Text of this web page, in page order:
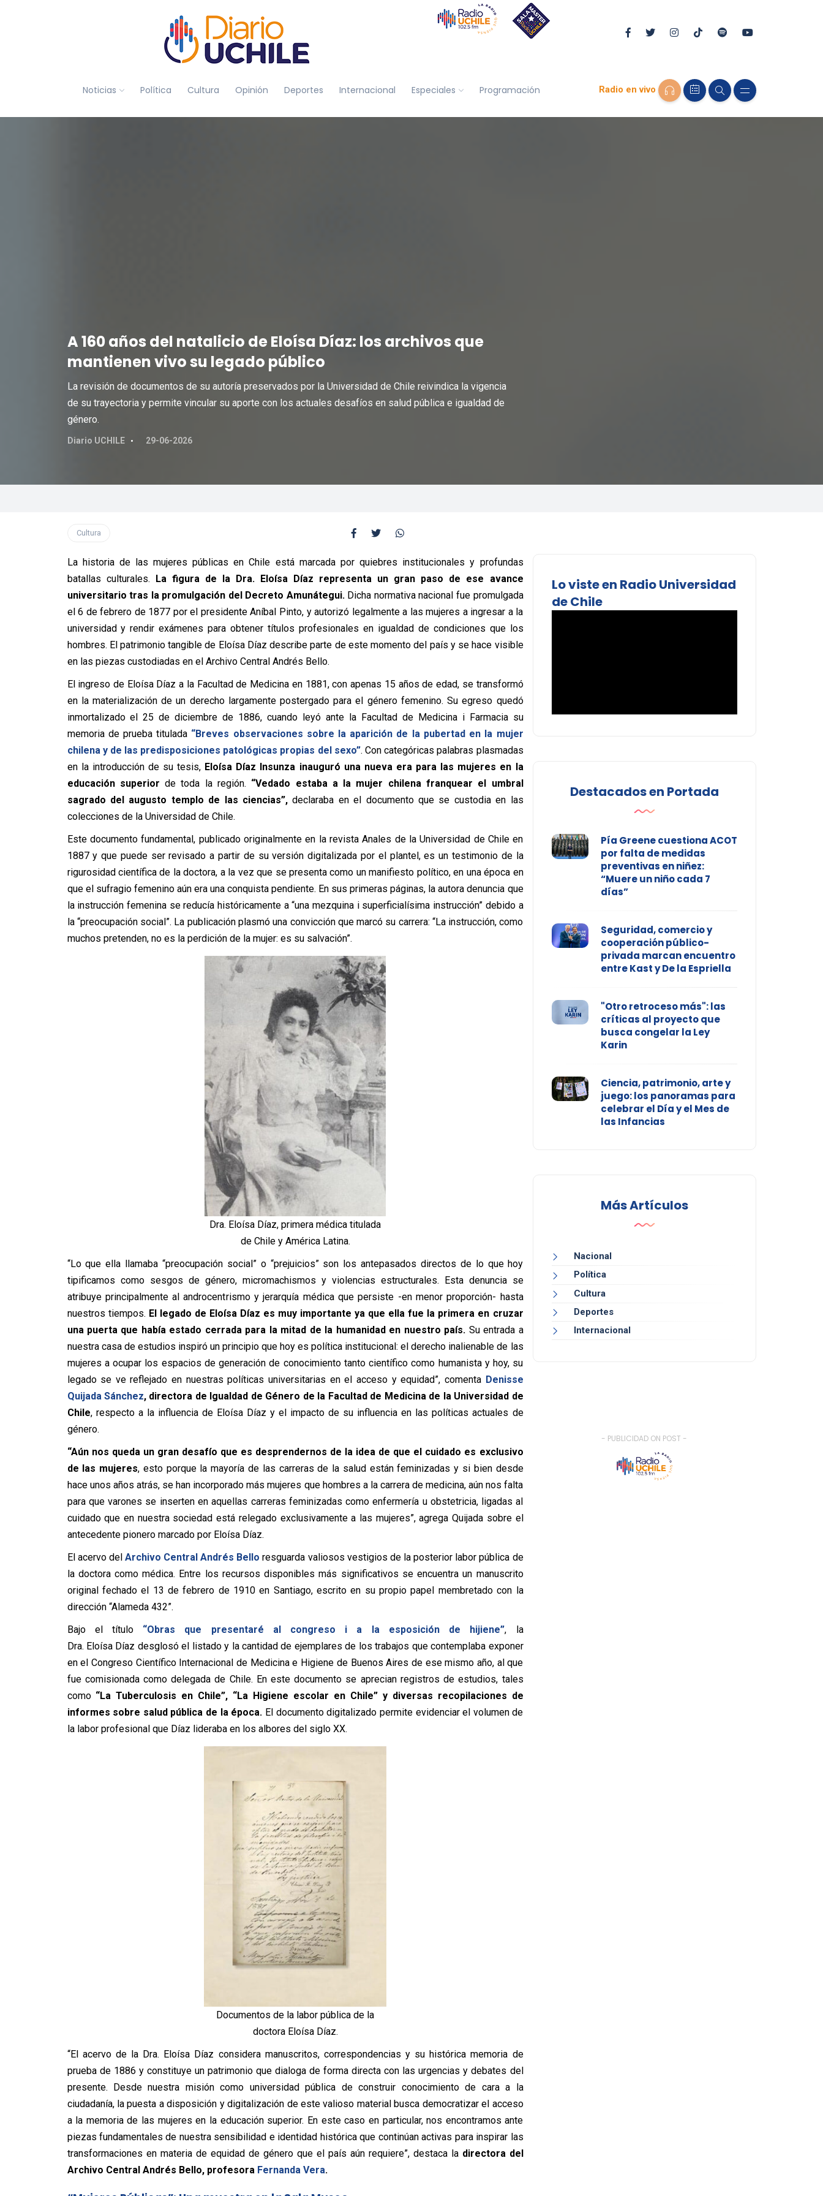
Noticias Política Cultura Opinión Deportes Internacional Especiales Programación Radio en vivo
A 160 años del natalicio de Eloísa Díaz: los archivos que
mantienen vivo su legado público
La revisión de documentos de su autoría preservados por la Universidad de Chile reivindica la vigencia
de su trayectoria y permite vincular su aporte con los actuales desafíos en salud pública e igualdad de
género.
Diario UCHILE 29-06-2026
Cultura
La historia de las mujeres públicas en Chile está marcada por quiebres institucionales y profundas
batallas culturales. La figura de la Dra. Eloísa Díaz representa un gran paso de ese avance
universitario tras la promulgación del Decreto Amunátegui. Dicha normativa nacional fue promulgada
el 6 de febrero de 1877 por el presidente Aníbal Pinto, y autorizó legalmente a las mujeres a ingresar a la
universidad y rendir exámenes para obtener títulos profesionales en igualdad de condiciones que los
hombres. El patrimonio tangible de Eloísa Díaz describe parte de este momento del país y se hace visible
en las piezas custodiadas en el Archivo Central Andrés Bello.
El ingreso de Eloísa Díaz a la Facultad de Medicina en 1881, con apenas 15 años de edad, se transformó
en la materialización de un derecho largamente postergado para el género femenino. Su egreso quedó
inmortalizado el 25 de diciembre de 1886, cuando leyó ante la Facultad de Medicina i Farmacia su
memoria de prueba titulada “Breves observaciones sobre la aparición de la pubertad en la mujer
chilena y de las predisposiciones patológicas propias del sexo”. Con categóricas palabras plasmadas
en la introducción de su tesis, Eloísa Díaz Insunza inauguró una nueva era para las mujeres en la
educación superiorde toda la región. “Vedado estaba a la mujer chilena franquear el umbral
sagrado del augusto templo de las ciencias”,declaraba en el documento que se custodia en las
colecciones de la Universidad de Chile.
Este documento fundamental, publicado originalmente en la revista Anales de la Universidad de Chile en
1887 y que puede ser revisado a partir de su versión digitalizada por el plantel, es un testimonio de la
rigurosidad científica de la doctora, a la vez que se presenta como un manifiesto político, en una época en
que el sufragio femenino aún era una conquista pendiente. En sus primeras páginas, la autora denuncia que
la instrucción femenina se reducía históricamente a “una mezquina i superficialísima instrucción” debido a
la “preocupación social”. La publicación plasmó una convicción que marcó su carrera: “La instrucción, como
muchos pretenden, no es la perdición de la mujer: es su salvación”.
Dra. Eloísa Díaz, primera médica titulada
de Chile y América Latina.
“Lo que ella llamaba “preocupación social” o “prejuicios” son los antepasados directos de lo que hoy
tipificamos como sesgos de género, micromachismos y violencias estructurales. Esta denuncia se
atribuye principalmente al androcentrismo y jerarquía médica que persiste -en menor proporción- hasta
nuestros tiempos. El legado de Eloísa Díaz es muy importante ya que ella fue la primera en cruzar
una puerta que había estado cerrada para la mitad de la humanidad en nuestro país. Su entrada a
nuestra casa de estudios inspiró un principio que hoy es política institucional: el derecho inalienable de las
mujeres a ocupar los espacios de generación de conocimiento tanto científico como humanista y hoy, su
legado se ve reflejado en nuestras políticas universitarias en el acceso y equidad”, comenta Denisse
Quijada Sánchez, directora de Igualdad de Género de la Facultad de Medicina de la Universidad de
Chile, respecto a la influencia de Eloísa Díaz y el impacto de su influencia en las políticas actuales de
género.
“Aún nos queda un gran desafío que es desprendernos de la idea de que el cuidado es exclusivo
de las mujeres, esto porque la mayoría de las carreras de la salud están feminizadas y si bien desde
hace unos años atrás, se han incorporado más mujeres que hombres a la carrera de medicina, aún nos falta
para que varones se inserten en aquellas carreras feminizadas como enfermería u obstetricia, ligadas al
cuidado que en nuestra sociedad está relegado exclusivamente a las mujeres”, agrega Quijada sobre el
antecedente pionero marcado por Eloísa Díaz.
El acervo del Archivo Central Andrés Bello resguarda valiosos vestigios de la posterior labor pública de
la doctora como médica. Entre los recursos disponibles más significativos se encuentra un manuscrito
original fechado el 13 de febrero de 1910 en Santiago, escrito en su propio papel membretado con la
dirección “Alameda 432”.
Bajo el título “Obras que presentaré al congreso i a la esposición de hijiene”, la
Dra. Eloísa Díaz desglosó el listado y la cantidad de ejemplares de los trabajos que contemplaba exponer
en el Congreso Científico Internacional de Medicina e Higiene de Buenos Aires de ese mismo año, al que
fue comisionada como delegada de Chile. En este documento se aprecian registros de estudios, tales
como“La Tuberculosis en Chile”, “La Higiene escolar en Chile” y diversas recopilaciones de
informes sobre salud pública de la época. El documento digitalizado permite evidenciar el volumen de
la labor profesional que Díaz lideraba en los albores del siglo XX.
Documentos de la labor pública de la
doctora Eloísa Díaz.
“El acervo de la Dra. Eloísa Díaz considera manuscritos, correspondencias y su histórica memoria de
prueba de 1886 y constituye un patrimonio que dialoga de forma directa con las urgencias y debates del
presente. Desde nuestra misión como universidad pública de construir conocimiento de cara a la
ciudadanía, la puesta a disposición y digitalización de este valioso material busca democratizar el acceso
a la memoria de las mujeres en la educación superior. En este caso en particular, nos encontramos ante
piezas fundamentales de nuestra sensibilidad e identidad histórica que continúan activas para inspirar las
transformaciones en materia de equidad de género que el país aún requiere”, destaca la directora del
Archivo Central Andrés Bello, profesora Fernanda Vera.
Lo viste en Radio Universidad
de Chile
Destacados en Portada
Pía Greene cuestiona ACOT
por falta de medidas
preventivas en niñez:
“Muere un niño cada 7
días”
Seguridad, comercio y
cooperación público-
privada marcan encuentro
entre Kast y De la Espriella
"Otro retroceso más": las
críticas al proyecto que
busca congelar la Ley
Karin
Ciencia, patrimonio, arte y
juego: los panoramas para
celebrar el Día y el Mes de
las Infancias
Más Artículos
Nacional
Política
Cultura
Deportes
Internacional
- PUBLICIDAD ON POST -